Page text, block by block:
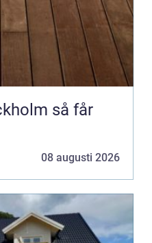
så får
08 augusti 2026